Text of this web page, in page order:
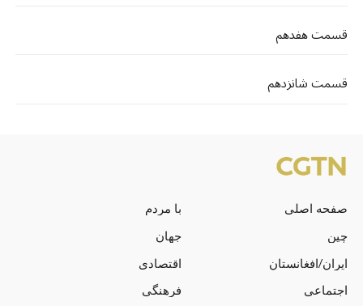
قسمت هفدهم
قسمت شانزدهم
صفحه اصلی
با مردم
چین
جهان
ایران/افغانستان
اقتصادی
اجتماعی
فرهنگی